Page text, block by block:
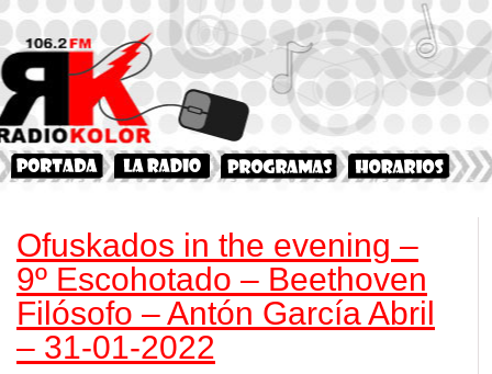
Ofuskados in the evening –
9º Escohotado – Beethoven
Filósofo – Antón García Abril
– 31-01-2022